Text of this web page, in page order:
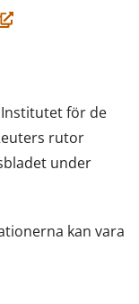
för de
rutor
under
kan vara